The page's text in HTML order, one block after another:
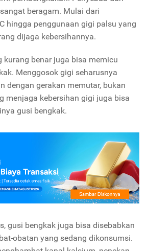
beragam. Mulai dari
hingga penggunaan gigi palsu yang
dijaga kebersihannya.
kurang benar juga bisa memicu
Menggosok gigi seharusnya
dengan gerakan memutar, bukan
menjaga kebersihan gigi juga bisa
gusi bengkak.
gusi bengkak juga bisa disebabkan
obatan yang sedang dikonsumsi.